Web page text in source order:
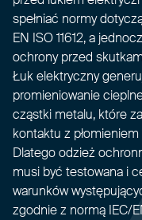
spełniać normy
EN ISO 11612, a
ochrony przed
Łuk elektryczny
promieniowanie
cząstki metalu, które
kontaktu z płomieniem
Dlatego odzież
musi być testowana i
warunków
zgodnie z normą IEC/